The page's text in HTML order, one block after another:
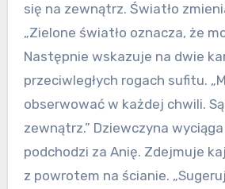
się na zewnątrz. Światło
„Zielone światło oznacza, że
Następnie wskazuje na dwie
przeciwległych rogach sufitu.
obserwować w każdej chwili.
zewnątrz.” Dziewczyna
podchodzi za Anię. Zdejmuje
z powrotem na ścianie.